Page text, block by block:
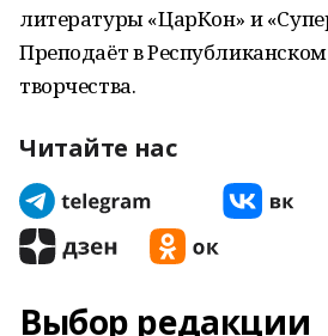
литературы «ЦарКон» и
Преподаёт в
творчества.
Читайте нас
Выбор редакции